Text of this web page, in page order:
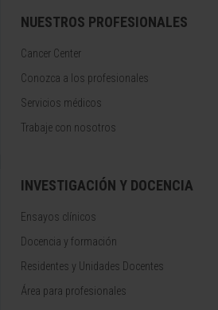
NUESTROS PROFESIONALES
Cancer Center
Conozca a los profesionales
Servicios médicos
Trabaje con nosotros
INVESTIGACIÓN Y DOCENCIA
Ensayos clínicos
Docencia y formación
Residentes y Unidades Docentes
Área para profesionales